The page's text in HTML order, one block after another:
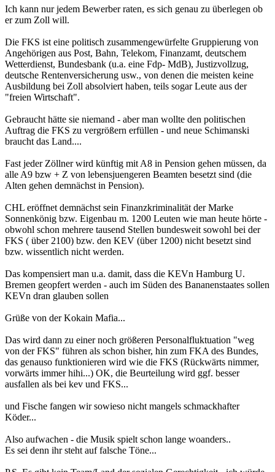
Ich kann nur jedem Bewerber raten, es sich genau zu überlegen ob
er zum Zoll will.
Die FKS ist eine politisch zusammengewürfelte Gruppierung von
Angehörigen aus Post, Bahn, Telekom, Finanzamt, deutschem
Wetterdienst, Bundesbank (u.a. eine Fdp- MdB), Justizvollzug,
deutsche Rentenversicherung usw., von denen die meisten keine
Ausbildung bei Zoll absolviert haben, teils sogar Leute aus der
"freien Wirtschaft".
Gebraucht hätte sie niemand - aber man wollte den politischen
Auftrag die FKS zu vergrößern erfüllen - und neue Schimanski
braucht das Land....
Fast jeder Zöllner wird künftig mit A8 in Pension gehen müssen, da
alle A9 bzw + Z von lebensjuengeren Beamten besetzt sind (die
Alten gehen demnächst in Pension).
CHL eröffnet demnächst sein Finanzkriminalität der Marke
Sonnenkönig bzw. Eigenbau m. 1200 Leuten wie man heute hörte -
obwohl schon mehrere tausend Stellen bundesweit sowohl bei der
FKS ( über 2100) bzw. den KEV (über 1200) nicht besetzt sind
bzw. wissentlich nicht werden.
Das kompensiert man u.a. damit, dass die KEVn Hamburg U.
Bremen geopfert werden - auch im Süden des Bananenstaates sollen
KEVn dran glauben sollen
Grüße von der Kokain Mafia...
Das wird dann zu einer noch größeren Personalfluktuation "weg
von der FKS" führen als schon bisher, hin zum FKA des Bundes,
das genauso funktionieren wird wie die FKS (Rückwärts nimmer,
vorwärts immer hihi...) OK, die Beurteilung wird ggf. besser
ausfallen als bei kev und FKS...
und Fische fangen wir sowieso nicht mangels schmackhafter
Köder...
Also aufwachen - die Musik spielt schon lange woanders..
Es sei denn ihr steht auf falsche Töne...